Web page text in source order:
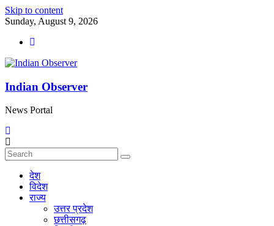
Skip to content
Sunday, August 9, 2026
Indian Observer
News Portal
देश
विदेश
राज्य
उत्तर प्रदेश
छत्तीसगढ़